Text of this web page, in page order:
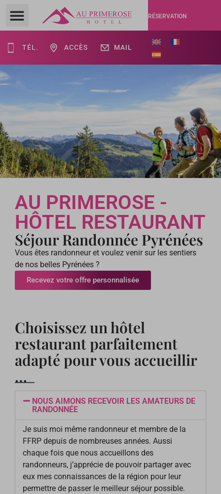
RÉSERVATION
TÉL. ACCÈS MAIL
AU PRIMEROSE -
HÔTEL RESTAURANT
Séjour Randonnée Pyrénées
Vous êtes randonneur et voulez venir sur les sentiers
de nos belles Pyrénées ?
Recevez votre offre personnalisée
Choisissez un hôtel
restaurant parfaitement
adapté pour vous accueillir
…
NOUS AIMONS RECEVOIR LES AMATEURS DE
RANDONNÉE
Je suis moi même randonneur et membre de la
FFRP depuis de nombreuses années. Aussi
chaque fois que nous accueillons des
randonneurs, j’apprécie de pouvoir partager avec
eux mes connaissances de la région pour leur
permettre de passer le meilleur séjour possible.